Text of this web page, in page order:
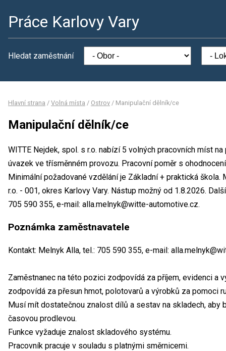
Práce Karlovy Vary
Hledat zaměstnání
Hlavní strana / Volná místa / Ostrov / Manipulační dělník/ce
Manipulační dělník/ce
WITTE Nejdek, spol. s r.o. nabízí 5 volných pracovních míst
úvazek ve třísměnném provozu. Pracovní poměr s
Minimální požadované vzdělání je Základní + praktická
r.o. - 001, okres Karlovy Vary. Nástup možný od 1.8.2026.
705 590 355, e-mail: alla.melnyk@witte-automotive.cz.
Poznámka zaměstnavatele
Kontakt: Melnyk Alla, tel.: 705 590 355, e-mail:
Zaměstnanec na této pozici zodpovídá za příjem, evidenci a
zodpovídá za přesun hmot, polotovarů a výrobků za pomoci
Musí mít dostatečnou znalost dílů a sestav na skladech,
časovou prodlevou.
Funkce vyžaduje znalost skladového systému.
Pracovník pracuje v souladu s platnými směrnicemi.